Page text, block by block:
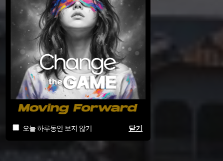
오늘 하루동안 보지 않기 닫기